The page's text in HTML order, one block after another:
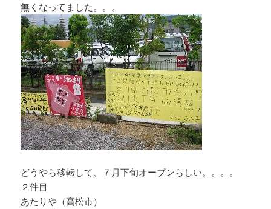
無くなってました。。。
どうやら移転して、７月下旬オープンらしい。。。。
２件目
あたりや（高松市）